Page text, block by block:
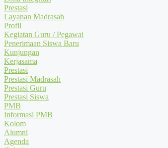
Prestasi
Layanan Madrasah
Profil
Kegiatan Guru / Pegawai
Penerimaan Siswa Baru
Kunjungan
Kerjasama
Prestasi
Prestasi Madrasah
Prestasi Guru
Prestasi Siswa
PMB
Informasi PMB
Kolom
Alumni
Agenda